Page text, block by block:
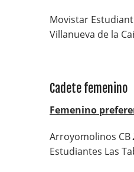
Movistar
Villanueva de la
Cadete femenino
Femenino
Arroyomolinos CB
Estudiantes Las